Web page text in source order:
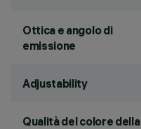
Ottica e angolo di
emissione
Adjustability
Qualità del colore della